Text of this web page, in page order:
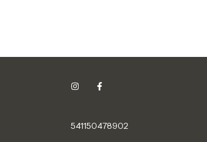
541150478902